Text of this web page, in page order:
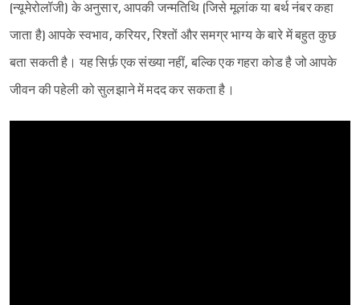
(न्यूमेरोलॉजी) के अनुसार, आपकी जन्मतिथि (जिसे मूलांक या बर्थ नंबर कहा
जाता है) आपके स्वभाव, करियर, रिश्तों और समग्र भाग्य के बारे में बहुत कुछ
बता सकती है। यह सिर्फ़ एक संख्या नहीं, बल्कि एक गहरा कोड है जो आपके
जीवन की पहेली को सुलझाने में मदद कर सकता है।